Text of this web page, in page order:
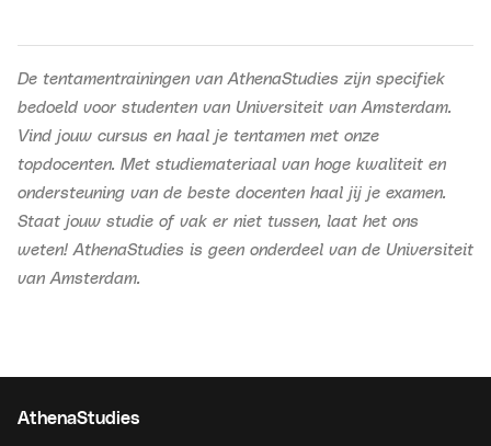
De tentamentrainingen van AthenaStudies zijn specifiek
bedoeld voor studenten van Universiteit van Amsterdam.
Vind jouw cursus en haal je tentamen met onze
topdocenten. Met studiemateriaal van hoge kwaliteit en
ondersteuning van de beste docenten haal jij je examen.
Staat jouw studie of vak er niet tussen, laat het ons
weten! AthenaStudies is geen onderdeel van de Universiteit
van Amsterdam.
AthenaStudies